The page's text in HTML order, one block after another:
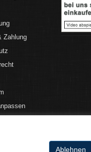
Zahlung
Ablehnen